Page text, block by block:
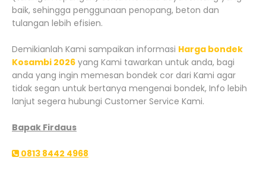
baik, sehingga penggunaan penopang, beton dan
tulangan lebih efisien.
Demikianlah Kami sampaikan informasi Harga bondek
Kosambi 2026 yang Kami tawarkan untuk anda, bagi
anda yang ingin memesan bondek cor dari Kami agar
tidak segan untuk bertanya mengenai bondek, Info lebih
lanjut segera hubungi Customer Service Kami.
Bapak Firdaus
0813 8442 4968